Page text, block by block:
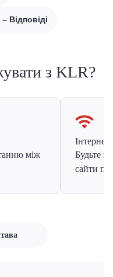
Відповіді
з KLR?
між
Інтернет
Будьте
сайти